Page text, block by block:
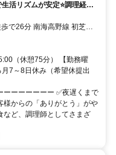
活リズムが安定⭐調理経験
（休憩75分） 【勤務曜
7～8日休み（希望休提出
ーーーーーーー ✅夜遅くまで
様からの「ありがとう」がや
など、調理師としてさまざ